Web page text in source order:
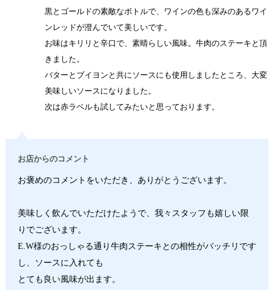
黒とゴールドの素敵なボトルで、ワインの色も深みのあるワイ
ンレッドが澄んでいて美しいです。
お味はキリリと辛口で、素晴らしい風味。牛肉のステーキと頂
きました。
バターとブイヨンと共にソースにも使用しましたところ、大変
美味しいソースになりました。
次は赤ラベルも試してみたいと思っております。
お店からのコメント
お褒めのコメントをいただき、ありがとうございます。
美味しく飲んでいただけたようで、我々スタッフも嬉しい限
りでございます。
E.W様のおっしゃる通り牛肉ステーキとの相性がバッチリです
し、ソースに入れても
とても良い風味が出ます。